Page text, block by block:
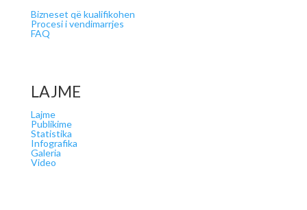
Bizneset që kualifikohen
Procesi i vendimarrjes
FAQ
LAJME
Lajme
Publikime
Statistika
Infografika
Galeria
Video